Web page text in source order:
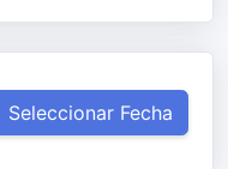
Seleccionar Fecha